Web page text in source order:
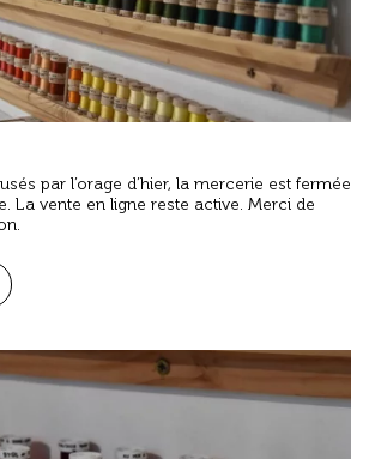
par l’orage d’hier, la mercerie est fermée
La vente en ligne reste active. Merci de